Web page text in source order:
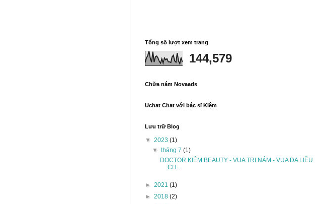
Tổng số lượt xem trang
144,579
Chữa nám Novaads
Uchat Chat với bác sĩ Kiệm
Lưu trữ Blog
▼ 2023 (1)
▼tháng 7(1)
DOCTOR KIỆM BEAUTY - VUA TRỊ NÁM - VUA DA LIỄU
CH...
► 2021 (1)
► 2018 (2)